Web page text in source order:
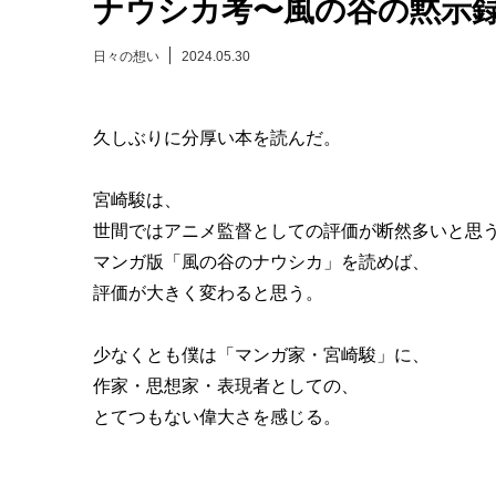
ナウシカ考〜風の谷の黙示
日々の想い 2024.05.30
久しぶりに分厚い本を読んだ。
宮崎駿は、
世間ではアニメ監督としての評価が断然多いと思
マンガ版「風の谷のナウシカ」を読めば、
評価が大きく変わると思う。
少なくとも僕は「マンガ家・宮崎駿」に、
作家・思想家・表現者としての、
とてつもない偉大さを感じる。